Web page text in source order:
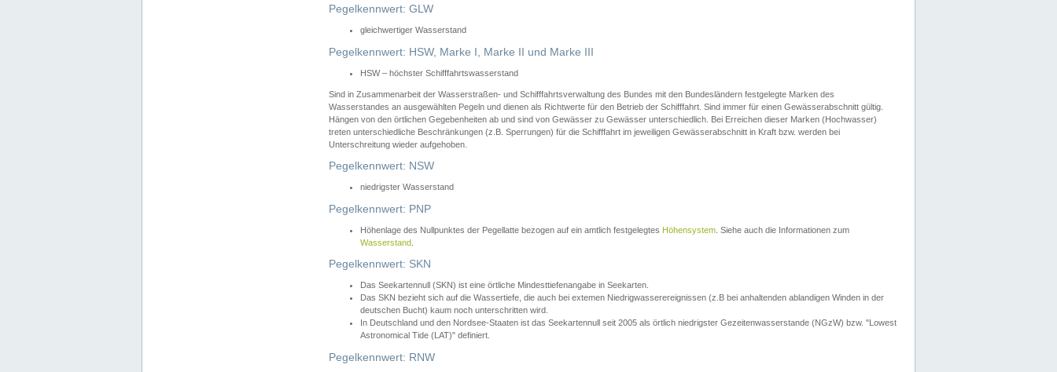
Pegelkennwert: GLW
gleichwertiger Wasserstand
Pegelkennwert: HSW, Marke I, Marke II und Marke III
HSW – höchster Schifffahrtswasserstand
Sind in Zusammenarbeit der Wasserstraßen- und Schifffahrtsverwaltung des Bundes mit den Bundesländern festgelegte Marken des
Wasserstandes an ausgewählten Pegeln und dienen als Richtwerte für den Betrieb der Schifffahrt. Sind immer für einen Gewässerabschnitt gültig.
Hängen von den örtlichen Gegebenheiten ab und sind von Gewässer zu Gewässer unterschiedlich. Bei Erreichen dieser Marken (Hochwasser)
treten unterschiedliche Beschränkungen (z.B. Sperrungen) für die Schifffahrt im jeweiligen Gewässerabschnitt in Kraft bzw. werden bei
Unterschreitung wieder aufgehoben.
Pegelkennwert: NSW
niedrigster Wasserstand
Pegelkennwert: PNP
Höhenlage des Nullpunktes der Pegellatte bezogen auf ein amtlich festgelegtes Höhensystem . Siehe auch die Informationen zum
Wasserstand
Pegelkennwert: SKN
Das Seekartennull (SKN) ist eine örtliche Mindesttiefenangabe in Seekarten.
Das SKN bezieht sich auf die Wassertiefe, die auch bei extemen Niedrigwasserereignissen (z.B bei anhaltenden ablandigen Winden in der
deutschen Bucht) kaum noch unterschritten wird.
In Deutschland und den Nordsee-Staaten ist das Seekartennull seit 2005 als örtlich niedrigster Gezeitenwasserstande (NGzW) bzw. "Lowest
Astronomical Tide (LAT)" definiert.
Pegelkennwert: RNW